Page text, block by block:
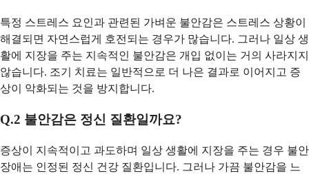
특정 스트레스 요인과 관련된 가벼운 불안감은 스트레스 상황이
해결되면 자연스럽게 호전되는 경우가 많습니다. 그러나 일상 생
활에 지장을 주는 지속적인 불안감은 개입 없이는 거의 사라지지
않습니다. 조기 치료는 일반적으로 더 나은 결과로 이어지고 증
상이 악화되는 것을 방지합니다.
Q.2 불안감은 정신 질환일까요?
증상이 지속적이고 과도하며 일상 생활에 지장을 주는 경우 불안
장애는 인정된 정신 건강 질환입니다. 그러나 가끔 불안감을 느